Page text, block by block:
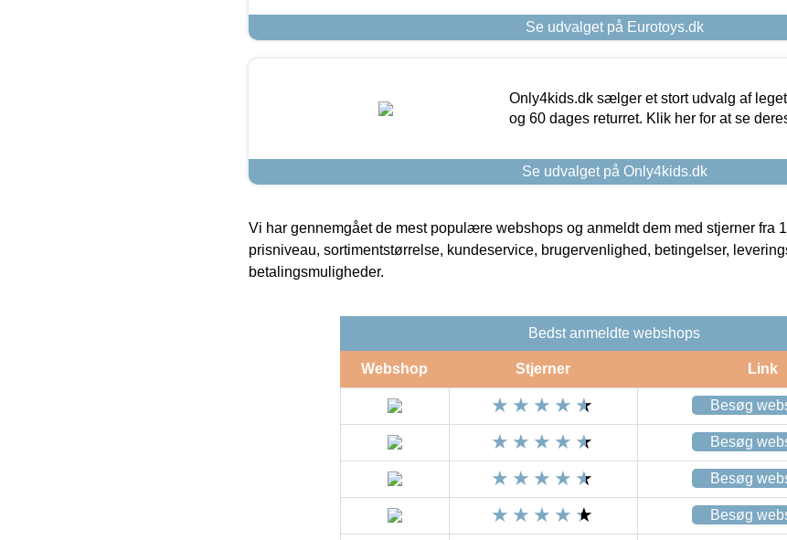
Se udvalget på Eurotoys.dk
Only4kids.dk sælger et stort udvalg af
og 60 dages returret. Klik her for at se
Se udvalget på Only4kids.dk
Vi har gennemgået de mest populære webshops og anmeldt dem med stjerner fra
prisniveau, sortimentstørrelse, kundeservice, brugervenlighed, betingelser,
betalingsmuligheder.
Bedst anmeldte webshops
Webshop Stjerner Link
Besøg
Besøg
Besøg
Besøg